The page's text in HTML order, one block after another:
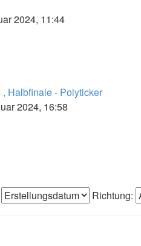
2024, 11:44
Halbfinale - Polyticker
2024, 16:58
Richtung: